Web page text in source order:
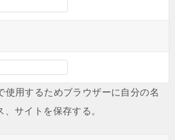
使用するためブラウザーに自分の名
サイトを保存する。